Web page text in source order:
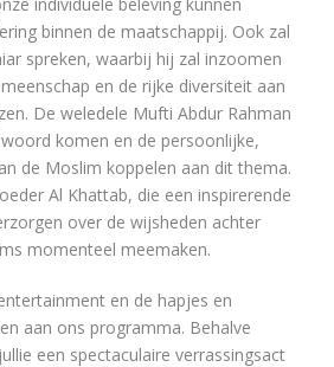
binnen de maatschappij. Ook zal
spreken, waarbij hij zal inzoomen
en de rijke diversiteit aan
De weledele Mufti Abdur Rahman
komen en de persoonlijke,
de Moslim koppelen aan dit thema.
Al Khattab, die een inspirerende
over de wijsheden achter
momenteel meemaken.
en de hapjes en
aan ons programma. Behalve
een spectaculaire verrassingsact